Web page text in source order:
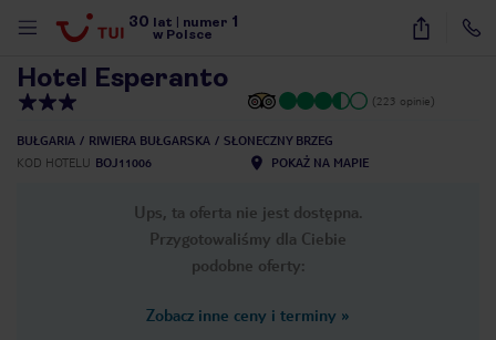
30 lat numer 1
w Polsce
22
Hotel Esperanto
(223 opinie)
BUŁGARIA RIWIERA BUŁGARSKA
SŁONECZNY BRZEG
KOD HOTELU BOJ11006 POKAŻ NA MAPIE
Ups, ta oferta nie jest dostępna.
Przygotowaliśmy dla Ciebie
podobne oferty:
Zobacz inne ceny i terminy »